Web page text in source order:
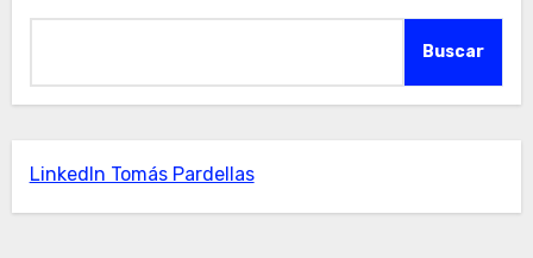
Buscar
LinkedIn Tomás Pardellas